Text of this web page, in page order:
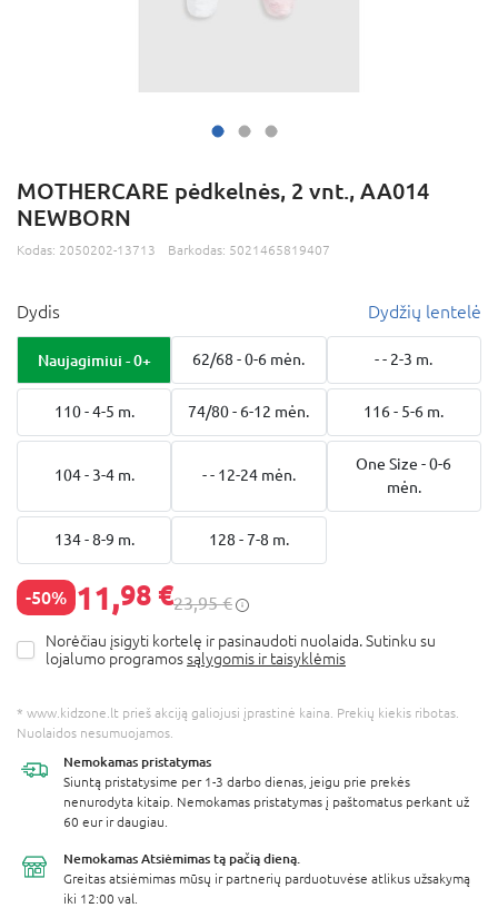
MOTHERCARE pėdkelnės, 2 vnt., AA014
NEWBORN
Kodas: 2050202-13713 Barkodas: 5021465819407
Dydis Dydžių lentelė
Naujagimiui - 0+ 62/68 - 0-6 mėn. - - 2-3 m.
110 - 4-5 m. 74/80 - 6-12 mėn. 116 - 5-6 m.
104 - 3-4 m. - - 12-24 mėn.
One Size - 0-6
mėn.
134 - 8-9 m. 128 - 7-8 m.
-50% 11,98 €23,95 €
Norėčiau įsigyti kortelę ir pasinaudoti nuolaida. Sutinku su
lojalumo programossąlygomis ir taisyklėmis
* www.kidzone.lt prieš akciją galiojusi įprastinė kaina. Prekių kiekis ribotas.
Nuolaidos nesumuojamos.
Nemokamas pristatymas
Siuntą pristatysime per 1-3 darbo dienas, jeigu prie prekės
nenurodyta kitaip. Nemokamas pristatymas į paštomatus perkant už
60 eur ir daugiau.
Nemokamas Atsiėmimas tą pačią dieną.
Greitas atsiėmimas mūsų ir partnerių parduotuvėse atlikus užsakymą
iki 12:00 val.